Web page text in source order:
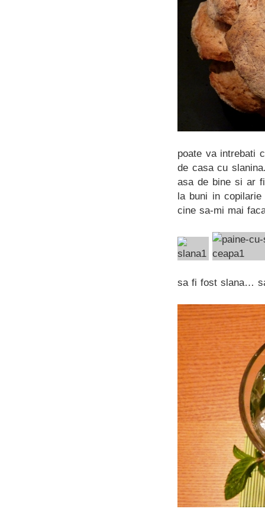
poate va intrebati
de casa cu
asa de bine si ar
la buni in
cine sa-mi mai
sa fi fost slana…